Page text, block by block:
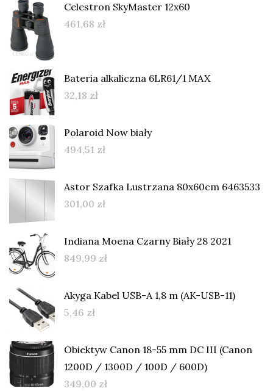
Celestron SkyMaster 12x60
461,68 zł
Bateria alkaliczna 6LR61/1 MAX
32,18 zł
Polaroid Now biały
494,51 zł
Astor Szafka Lustrzana 80x60cm 6463533
301,00 zł
Indiana Moena Czarny Biały 28 2021
849,99 zł
Akyga Kabel USB-A 1,8 m (AK-USB-11)
5,46 zł
Obiektyw Canon 18-55 mm DC III (Canon
1200D / 1300D / 100D / 600D)
349,00 zł